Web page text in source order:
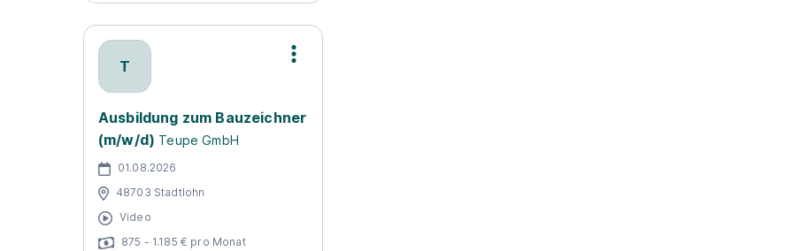
T
Ausbildung zum Bauzeichner
(m/w/d) Teupe GmbH
01.08.2026
48703 Stadtlohn
Video
875 - 1.185 € pro Monat